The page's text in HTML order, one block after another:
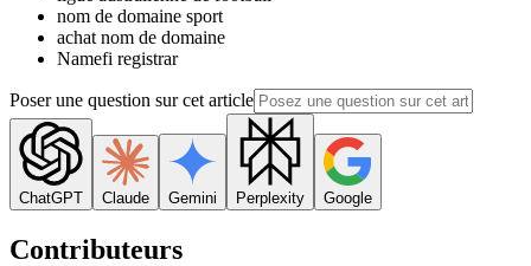
nom de domaine sport
achat nom de domaine
Namefi registrar
Poser une question sur cet article
ChatGPT Claude Gemini Perplexity Google
Contributeurs